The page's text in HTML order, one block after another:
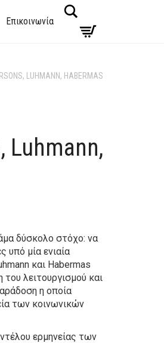
Επικοινωνία
LUHMANN, HABERMAS
δύσκολο στόχο: να
υπό μία ενιαία
και Habermas
του λειτουργισμού και
η οποία
των κοινωνικών
ερμηνείας των